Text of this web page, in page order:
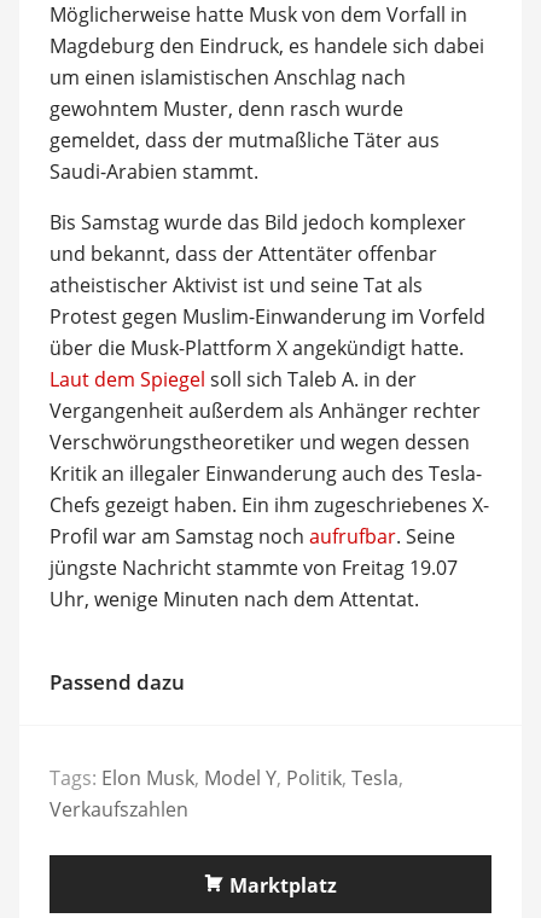
Möglicherweise hatte Musk von dem Vorfall in
Magdeburg den Eindruck, es handele sich dabei
um einen islamistischen Anschlag nach
gewohntem Muster, denn rasch wurde
gemeldet, dass der mutmaßliche Täter aus
Saudi-Arabien stammt.
Bis Samstag wurde das Bild jedoch komplexer
und bekannt, dass der Attentäter offenbar
atheistischer Aktivist ist und seine Tat als
Protest gegen Muslim-Einwanderung im Vorfeld
über die Musk-Plattform X angekündigt hatte.
Laut dem Spiegel soll sich Taleb A. in der
Vergangenheit außerdem als Anhänger rechter
Verschwörungstheoretiker und wegen dessen
Kritik an illegaler Einwanderung auch des Tesla-
Chefs gezeigt haben. Ein ihm zugeschriebenes X-
Profil war am Samstag noch aufrufbar. Seine
jüngste Nachricht stammte von Freitag 19.07
Uhr, wenige Minuten nach dem Attentat.
Passend dazu
Tags: Elon Musk, Model Y, Politik, Tesla,
Verkaufszahlen
Marktplatz